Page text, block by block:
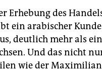
Erhebung des
ein arabischer
deutlich mehr als
Und das nicht
wie der